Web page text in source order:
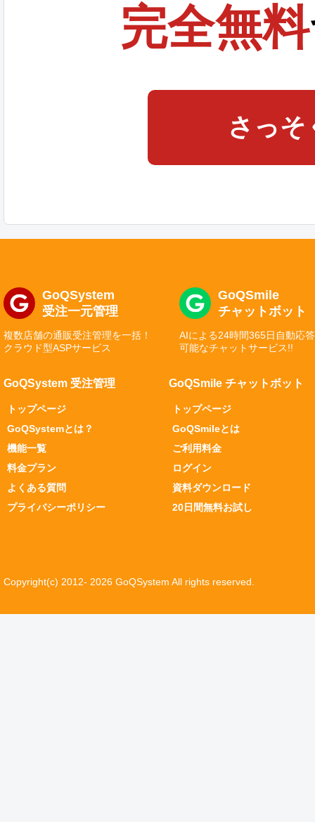
完全無料
さっそ
GoQSystem
受注一元管理
複数店舗の通販受注管理を一括！
クラウド型ASPサービス
GoQSmile
チャットボット
AIによる24時間365日自動応
可能なチャットサービス!!
GoQSystem 受注管理
トップページ
GoQSystemとは？
機能一覧
料金プラン
よくある質問
プライバシーポリシー
GoQSmile チャットボット
トップページ
GoQSmileとは
ご利用料金
ログイン
資料ダウンロード
20日間無料お試し
Copyright(c) 2012- 2026 GoQSystem All rights reserved.